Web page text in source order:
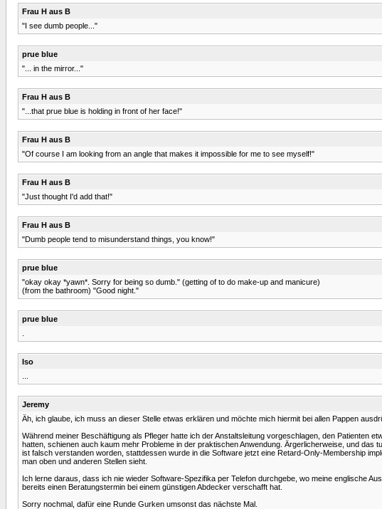
Frau H aus B
"I see dumb people..."
prue blue
"... in the mirror..."
Frau H aus B
"...that prue blue is holding in front of her face!"
Frau H aus B
"Of course I am looking from an angle that makes it impossible for me to see myself!"
Frau H aus B
"Just thought I'd add that!"
Frau H aus B
"Dumb people tend to misunderstand things, you know!"
prue blue
"okay okay *yawn*. Sorry for being so dumb." (getting of to do make-up and manicure)
(from the bathroom) "Good night."
prue blue
Iso
Jeremy
Äh, ich glaube, ich muss an dieser Stelle etwas erklären und möchte mich hiermit bei allen Pappen
Während meiner Beschäftigung als Pfleger hatte ich der Anstaltsleitung vorgeschlagen, den
hatten, schienen auch kaum mehr Probleme in der praktischen Anwendung. Ärgerlicherweise, und
ist falsch verstanden worden, stattdessen wurde in die Software jetzt eine Retard-Only-Membership
man oben und anderen Stellen sieht.
Ich lerne daraus, dass ich nie wieder Software-Spezifika per Telefon durchgebe, wo meine englische
bereits einen Beratungstermin bei einem günstigen Abdecker verschafft hat.
Sorry nochmal, dafür eine Runde Gurken umsonst das nächste Mal.